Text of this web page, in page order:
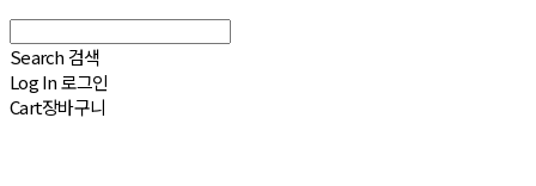
Search 검색
Log In로그인
Cart장바구니